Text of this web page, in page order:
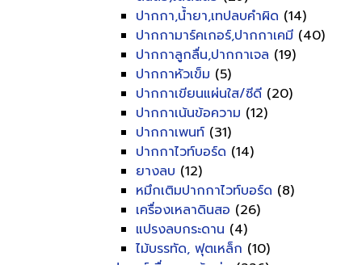
ปากกา,น้ำยา,เทปลบคำผิด (14)
ปากกามาร์คเกอร์,ปากกาเคมี (40)
ปากกาลูกลื่น,ปากกาเจล (19)
ปากกาหัวเข็ม (5)
ปากกาเขียนแผ่นใส/ซีดี (20)
ปากกาเน้นข้อความ (12)
ปากกาเพนท์ (31)
ปากกาไวท์บอร์ด (14)
ยางลบ (12)
หมึกเติมปากกาไวท์บอร์ด (8)
เครื่องเหลาดินสอ (26)
แปรงลบกระดาน (4)
ไม้บรรทัด, ฟุตเหล็ก (10)